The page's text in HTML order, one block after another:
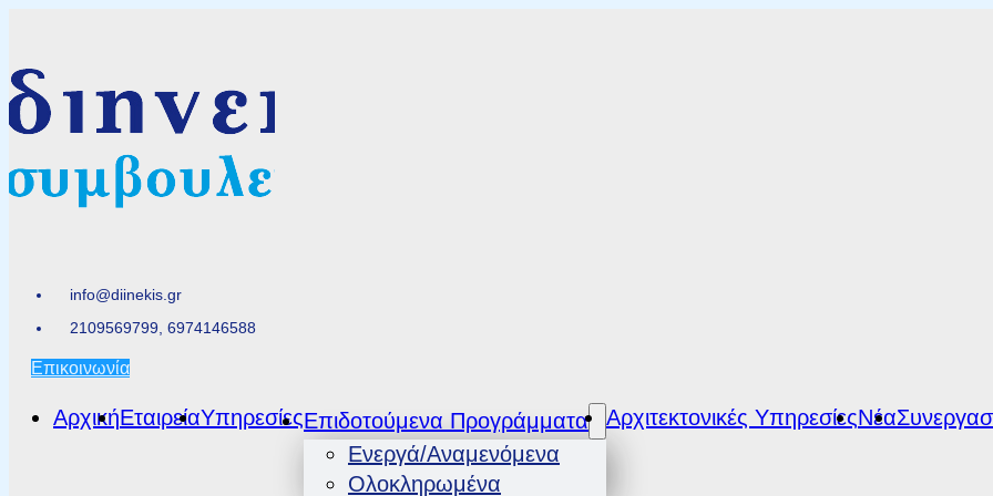
info@diinekis.gr
2109569799, 6974146588
Επικοινωνία
ΑρχικήΕταιρείαΥπηρεσίεςΕπιδοτούμενα Προγράμματα
Ενεργά/Αναμενόμενα
Ολοκληρωμένα
Αρχιτεκτονικές ΥπηρεσίεςΝέα